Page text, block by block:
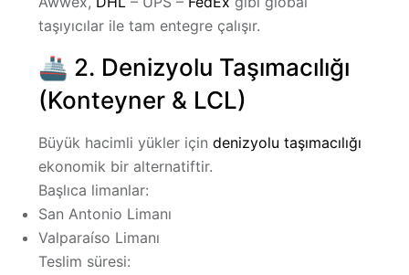
taşıyıcılar ile tam entegre çalışır.
🚢 2. Denizyolu Taşımacılığı
(Konteyner & LCL)
Büyük hacimli yükler için denizyolu taşımacılığı
ekonomik bir alternatiftir.
Başlıca limanlar:
San Antonio Limanı
Valparaíso Limanı
Teslim süresi: